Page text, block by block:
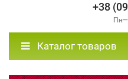
+38
Каталог товаров